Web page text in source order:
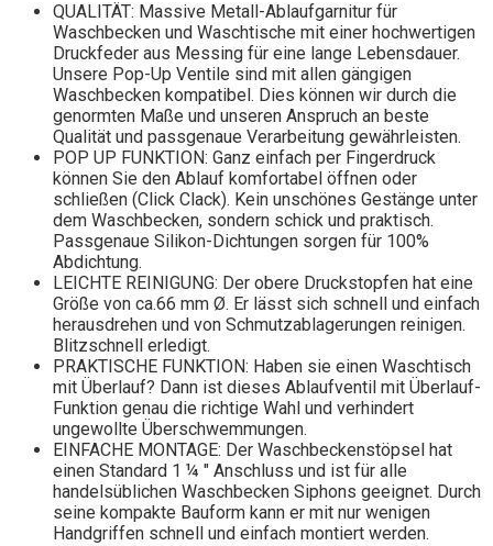
QUALITÄT: Massive Metall-Ablaufgarnitur für
Waschbecken und Waschtische mit einer hochwertigen
Druckfeder aus Messing für eine lange Lebensdauer.
Unsere Pop-Up Ventile sind mit allen gängigen
Waschbecken kompatibel. Dies können wir durch die
genormten Maße und unseren Anspruch an beste
Qualität und passgenaue Verarbeitung gewährleisten.
POP UP FUNKTION: Ganz einfach per Fingerdruck
können Sie den Ablauf komfortabel öffnen oder
schließen (Click Clack). Kein unschönes Gestänge unter
dem Waschbecken, sondern schick und praktisch.
Passgenaue Silikon-Dichtungen sorgen für 100%
Abdichtung.
LEICHTE REINIGUNG: Der obere Druckstopfen hat eine
Größe von ca.66 mm Ø. Er lässt sich schnell und einfach
herausdrehen und von Schmutzablagerungen reinigen.
Blitzschnell erledigt.
PRAKTISCHE FUNKTION: Haben sie einen Waschtisch
mit Überlauf? Dann ist dieses Ablaufventil mit Überlauf-
Funktion genau die richtige Wahl und verhindert
ungewollte Überschwemmungen.
EINFACHE MONTAGE: Der Waschbeckenstöpsel hat
einen Standard 1 ¼ " Anschluss und ist für alle
handelsüblichen Waschbecken Siphons geeignet. Durch
seine kompakte Bauform kann er mit nur wenigen
Handgriffen schnell und einfach montiert werden.